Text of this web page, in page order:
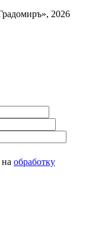
2026
обработку